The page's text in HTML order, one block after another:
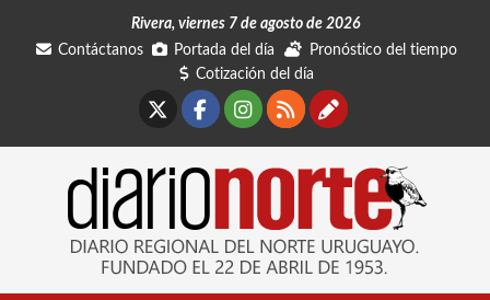
Rivera, viernes 7 de agosto de 2026
Contáctanos
Portada del día
Pronóstico del tiempo
Cotización del día
Facebook
Instagram
RSSContáctanos